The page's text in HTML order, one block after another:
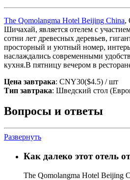
The Qomolangma Hotel Beijing China,
Шичахай, является отелем с
сотни лет древесных деревьев,
просторный и уютный номер,
наслаждались современными
кухня.В пятницу вечером в
Цена завтрака: CNY30($4.5) / шт
Тип завтрака: Шведский стол
Вопросы и ответы
Развернуть
Как далеко этот отель
The Qomolangma Hotel Beijing